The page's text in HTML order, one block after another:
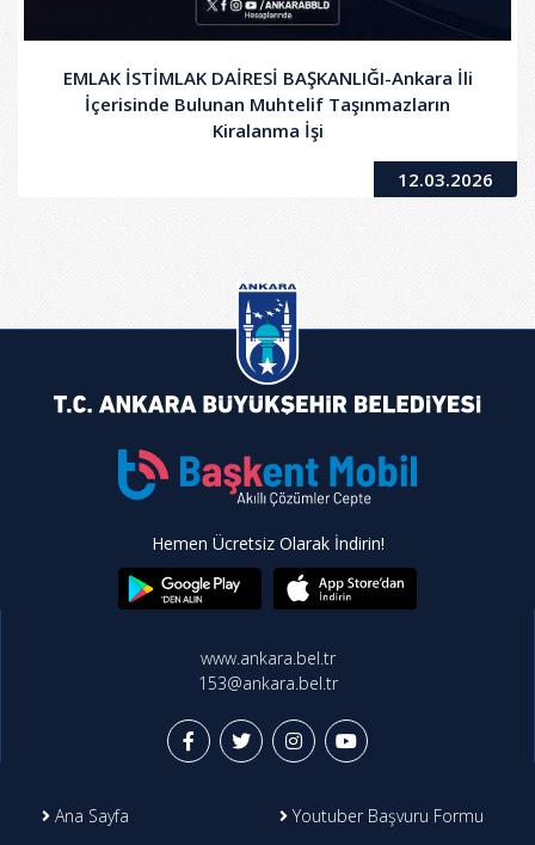
EMLAK İSTİMLAK DAİRESİ BAŞKANLIĞI-Ankara İli
İçerisinde Bulunan Muhtelif Taşınmazların
Kiralanma İşi
12.03.2026
Hemen Ücretsiz Olarak İndirin!
www.ankara.bel.tr
153@ankara.bel.tr
Ana Sayfa
Youtuber Başvuru Formu